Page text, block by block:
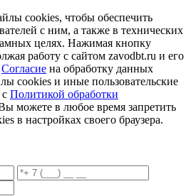
cookies, чтобы обеспечить
с ним, а также в технических
целях. Нажимая кнопку
работу с сайтом zavodbt.ru и его
Согласие на обработку данных
cookies и иные пользовательские
Политикой обработки
можете в любое время запретить
в настройках своего браузера.